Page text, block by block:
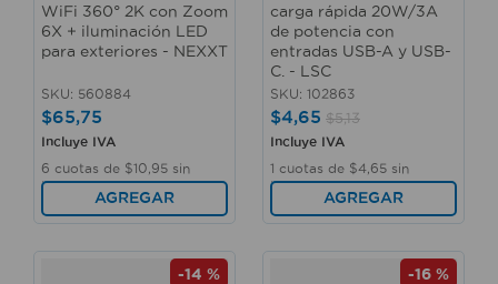
WiFi 360° 2K con Zoom
6X + iluminación LED
para exteriores - NEXXT
SKU: 560884
$65,75
Incluye IVA
6 cuotas de $10 95 sin
interés
AGREGAR
carga rápida 20W/3A
de potencia con
entradas USB-A y USB-
C. - LSC
SKU: 102863
$4,65 $5,13
Incluye IVA
1 cuotas de $4 65 sin
interés
AGREGAR
-14 % -16 %